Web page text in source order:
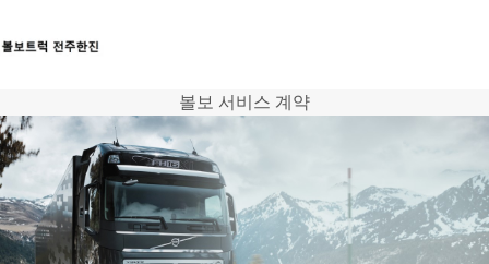
트럭
서비스
뉴스
연락처
볼보 서비스 계약